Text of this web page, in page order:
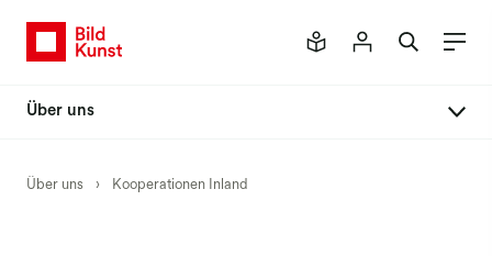
Über uns
Über uns › Kooperationen Inland